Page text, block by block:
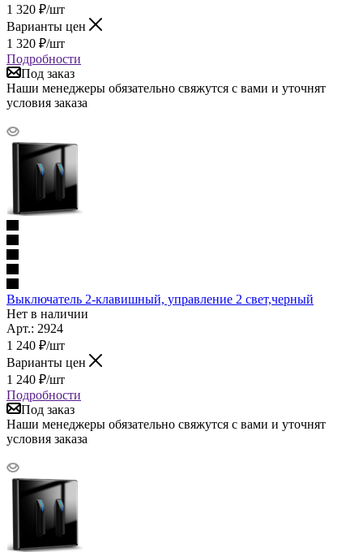
1 320 ₽/шт
Варианты цен
1 320 ₽/шт
Подробности
Под заказ
Наши менеджеры обязательно свяжутся с вами и уточнят
условия заказа
Выключатель 2-клавишный, управление 2 свет,черный
Нет в наличии
Арт.: 2924
1 240 ₽/шт
Варианты цен
1 240 ₽/шт
Подробности
Под заказ
Наши менеджеры обязательно свяжутся с вами и уточнят
условия заказа